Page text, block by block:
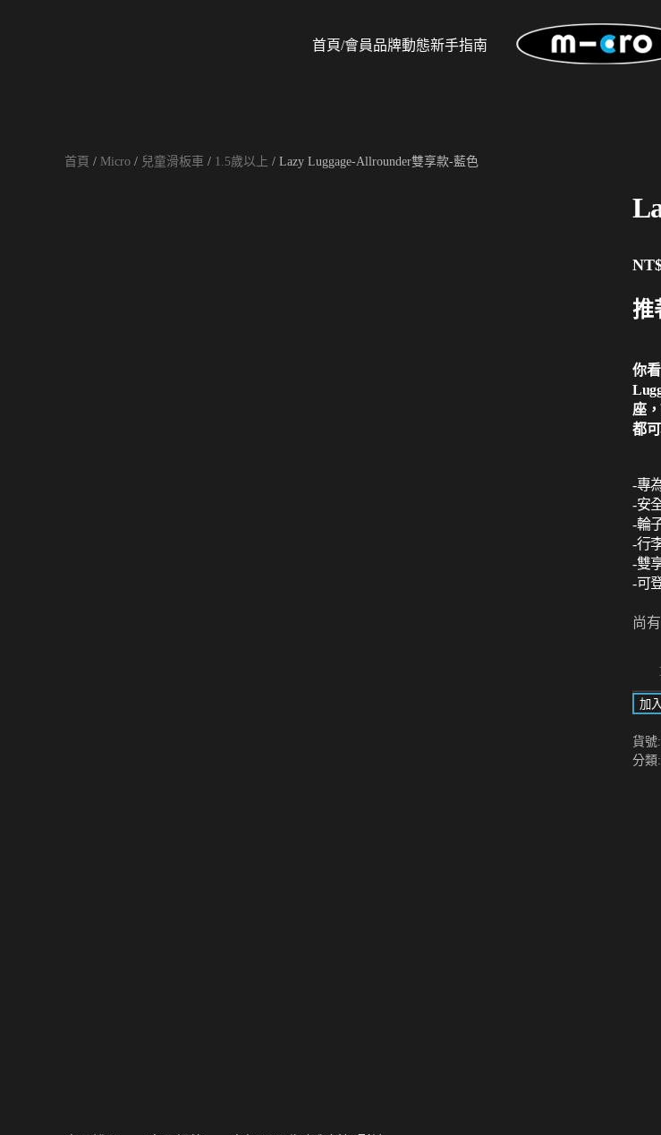
首頁/會員品牌動態新手指南
首頁 / Micro / 兒童滑板車 / 1.5歲以上 / Lazy Luggage-Allrounder雙享款-藍色
推
你
座
都
-專
-安
-輪
-行
-雙
-可
尚
享
加
貨號:
分類: